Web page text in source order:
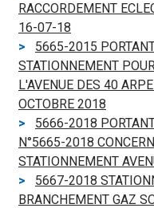
RACCORDEMENT
16-07-18
5665-2015
STATIONNEMENT
L'AVENUE DES 40
OCTOBRE 2018
5666-2018
N°5665-2018
STATIONNEMENT
5667-2018
BRANCHEMENT GAZ